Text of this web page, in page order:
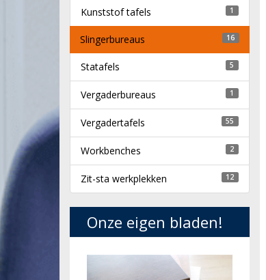
Kunststof tafels 1
Slingerbureaus 16
Statafels 5
Vergaderbureaus 1
Vergadertafels 55
Workbenches 2
Zit-sta werkplekken 12
Onze eigen bladen!